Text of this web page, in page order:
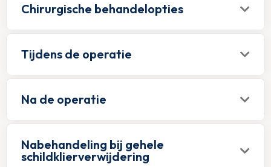
Chirurgische behandelopties
Tijdens de operatie
Na de operatie
Nabehandeling bij gehele
schildklierverwijdering